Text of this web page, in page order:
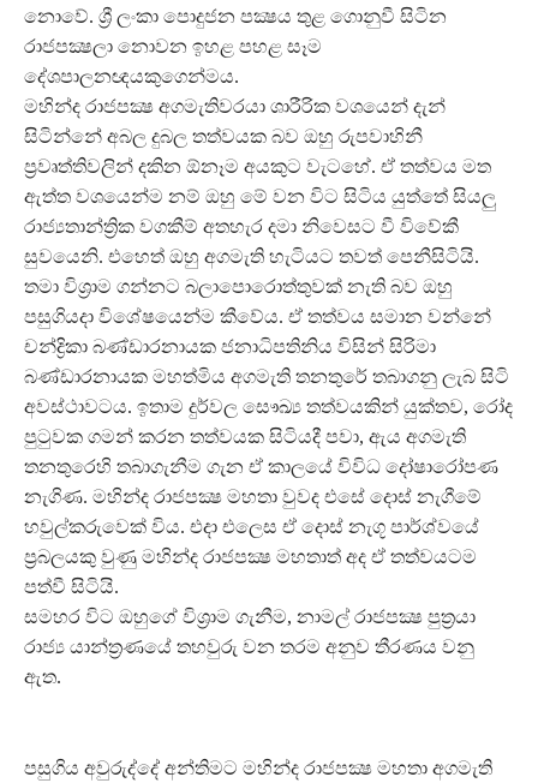
නොවේ. ශ්‍රී ලංකා පොදුජන පක්‍ෂය තුළ ගොනුවී සිටින
රාජපක්‍ෂලා නොවන ඉහළ පහළ සෑම
දේශපාලනඥයකුගෙන්මය.
මහින්ද රාජපක්‍ෂ අගමැතිවරයා ශාරීරික වශයෙන් දැන්
සිටින්නේ අබල දුබල තත්වයක බව ඔහු රුපවාහිනී
ප්‍රවෘත්තිවලින් දකින ඕනෑම අයකුට වැටහේ. ඒ තත්වය මත
ඇත්ත වශයෙන්ම නම් ඔහු මේ වන විට සිටිය යුත්තේ සියලු
රාජ්‍යතාන්ත්‍රික වගකීම් අතහැර දමා නිවෙසට වී විවේකී
සුවයෙනි. එහෙත් ඔහු අගමැති හැටියට තවත් පෙනීසිටියි.
තමා විශ්‍රාම ගන්නට බලාපොරොත්තුවක් නැති බව ඔහු
පසුගියදා විශේෂයෙන්ම කීවේය. ඒ තත්වය සමාන වන්නේ
චන්ද්‍රිකා බණ්ඩාරනායක ජනාධිපතිනිය විසින් සිරිමා
බණ්ඩාරනායක මහත්මිය අගමැති තනතුරේ තබාගනු ලැබ සිටි
අවස්ථාවටය. ඉතාම දුර්වල සෞඛ්‍ය තත්වයකින් යුක්තව, රෝද
පුටුවක ගමන් කරන තත්වයක සිටියදී පවා, ඇය අගමැති
තනතුරෙහි තබාගැනීම ගැන ඒ කාලයේ විවිධ දෝෂාරෝපණ
නැගිණ. මහින්ද රාජපක්‍ෂ මහතා වුවද එසේ දොස් නැගීමේ
හවුල්කරුවෙක් විය. එදා එලෙස ඒ දොස් නැගූ පාර්ශ්වයේ
ප්‍රබලයකු වුණු මහින්ද රාජපක්‍ෂ මහතාත් අද ඒ තත්වයටම
පත්වී සිටියි.
සමහර විට ඔහුගේ විශ්‍රාම ගැනීම, නාමල් රාජපක්‍ෂ පුත්‍රයා
රාජ්‍ය යාන්ත්‍රණයේ තහවුරු වන තරම අනුව තීරණය වනු
ඇත.
පසුගිය අවුරුද්දේ අන්තිමට මහින්ද රාජපක්‍ෂ මහතා අගමැති